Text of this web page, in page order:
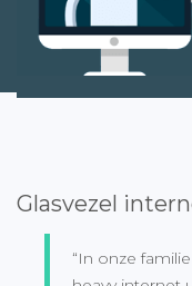
Glasvezel
“In onze